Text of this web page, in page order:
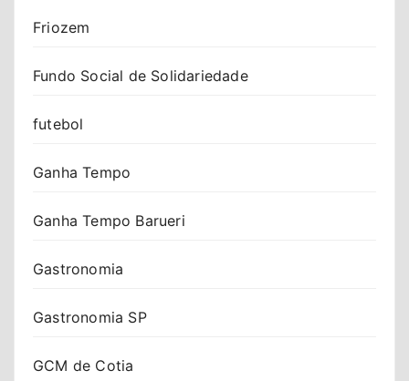
Friozem
Fundo Social de Solidariedade
futebol
Ganha Tempo
Ganha Tempo Barueri
Gastronomia
Gastronomia SP
GCM de Cotia